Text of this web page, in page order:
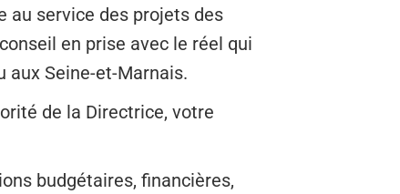
au service des projets des
en prise avec le réel qui
Seine-et-Marnais.
de la Directrice, votre
budgétaires, financières,